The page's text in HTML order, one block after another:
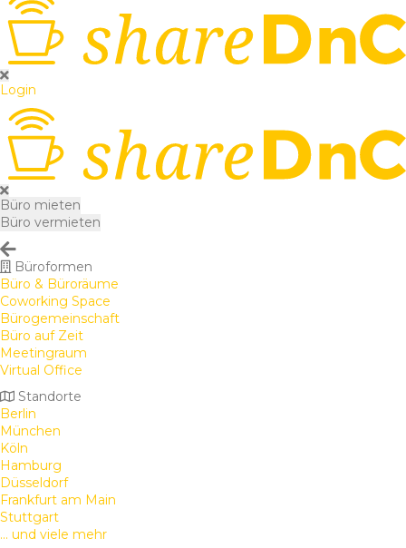
Login
Büro mieten
Büro vermieten
Büroformen
Büro & Büroräume
Coworking Space
Bürogemeinschaft
Büro auf Zeit
Meetingraum
Virtual Office
Standorte
Berlin
München
Köln
Hamburg
Düsseldorf
Frankfurt am Main
Stuttgart
... und viele mehr